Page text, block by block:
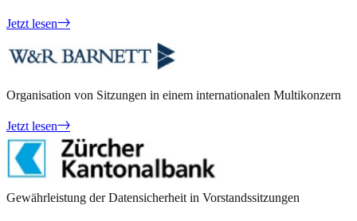
Jetzt lesen
Organisation von Sitzungen in einem internationalen Multikonzern
Jetzt lesen
Gewährleistung der Datensicherheit in Vorstandssitzungen